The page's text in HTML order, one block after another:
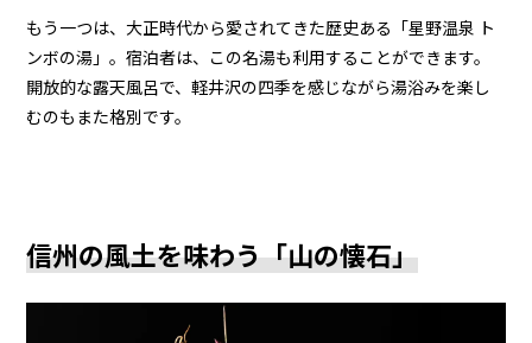
もう一つは、大正時代から愛されてきた歴史ある「星野温泉 ト
ンボの湯」。宿泊者は、この名湯も利用することができます。
開放的な露天風呂で、軽井沢の四季を感じながら湯浴みを楽し
むのもまた格別です。
信州の風土を味わう「山の懐石」